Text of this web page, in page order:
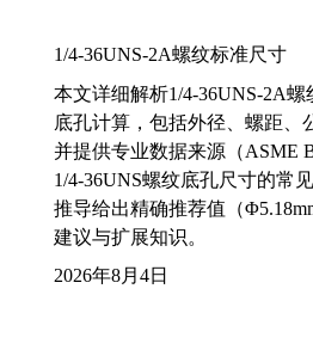
1/4-36UNS-2A螺纹标准尺寸
本文详细解析1/4-36UNS-2A螺
底孔计算，包括外径、螺距、
并提供专业数据来源（ASME
1/4-36UNS螺纹底孔尺寸的常
推导给出精确推荐值（
建议与扩展知识。
2026年8月4日